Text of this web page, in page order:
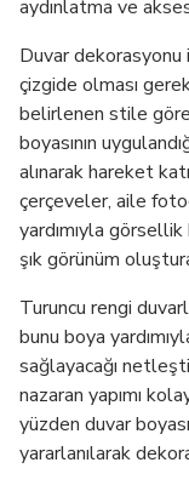
aydınlatma ve
Duvar dekorasyonu
çizgide olması
belirlenen stile
boyasının
alınarak hareket
çerçeveler, aile
yardımıyla görsellik
şık görünüm
Turuncu rengi
bunu boya
sağlayacağı
nazaran yapımı
yüzden duvar
yararlanılarak